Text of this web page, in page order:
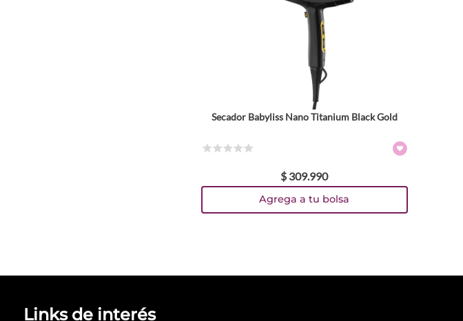
Secador Babyliss Nano Titanium Black Gold
$ 309.990
Agrega a tu bolsa
Links de interés